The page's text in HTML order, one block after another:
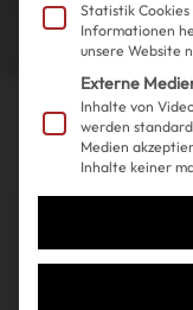
Statistik
Informationen
unsere Website
Externe
Inhalte von
werden
Medien
Inhalte keiner